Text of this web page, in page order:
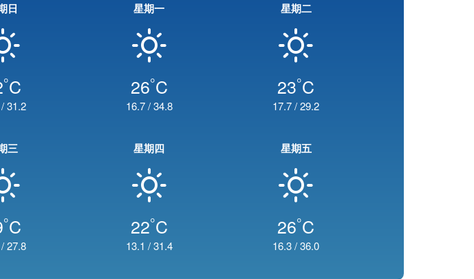
日
°C
31.2
星期一
26°C
16.7/34.8
星期二
23°C
17.7/29.2
三
°C
27.8
星期四
22°C
13.1 /31.4
星期五
26°C
16.3/36.0